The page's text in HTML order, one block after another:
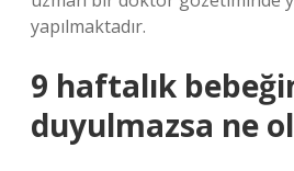
yapılmaktadır.
9 haftalık
duyulmazsa ne